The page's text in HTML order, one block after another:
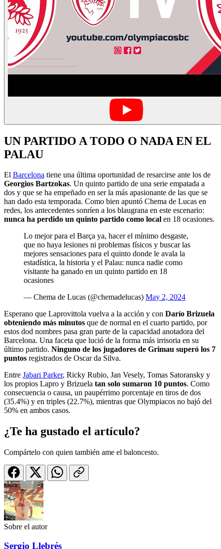
UN PARTIDO A TODO O NADA EN EL
PALAU
El Barcelona tiene una última oportunidad de resarcirse ante los de
Georgios Bartzokas. Un quinto partido de una serie empatada a
dos y que se ha empeñado en ser la más apasionante de las que se
han dado esta temporada. Como bien apuntó Chema de Lucas en
redes, los antecedentes sonríen a los blaugrana en este escenario:
nunca ha perdido un quinto partido como local en 18 ocasiones.
Lo mejor para el Barça ya, hacer el mínimo desgaste,
que no haya lesiones ni problemas físicos y buscar las
mejores sensaciones para el quinto donde le avala la
estadística, la historia y el Palau: nunca nadie como
visitante ha ganado en un quinto partido en 18
ocasiones
— Chema de Lucas (@chemadelucas) May 2, 2024
Esperano que Laprovittola vuelva a la acción y con Darío Brizuela
obteniendo más minutos que de normal en el cuarto partido, por
estos dod nombres pasa gran parte de la capacidad anotadora del
Barcelona. Una faceta que lució de la forma más irrisoria en su
último partido. Ninguno de los jugadores de Grimau superó los 7
puntos registrados de Oscar da Silva.
Entre Jabari Parker, Ricky Rubio, Jan Vesely, Tomas Satoransky y
los propios Lapro y Brizuela tan solo sumaron 10 puntos. Como
consecuencia o causa, un paupérrimo porcentaje en tiros de dos
(35.4%) y en triples (22.7%), mientras que Olympiacos no bajó del
50% en ambos casos.
¿Te ha gustado el artículo?
Compártelo con quien también ame el baloncesto.
Sobre el autor
Sergio Llebrés